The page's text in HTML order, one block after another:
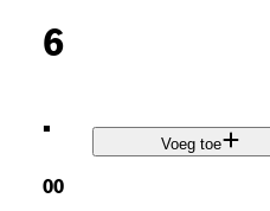
6
.
00
Voeg toe